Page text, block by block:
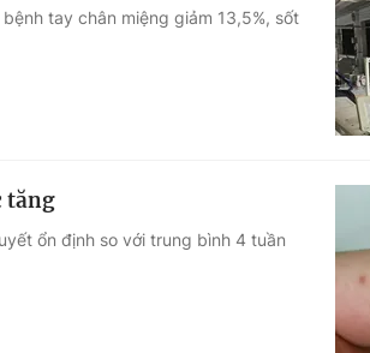
tay chân miệng giảm 13,5%, sốt
tăng
ổn định so với trung bình 4 tuần